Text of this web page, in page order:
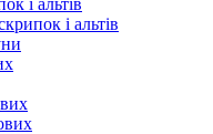
і альтів
і альтів